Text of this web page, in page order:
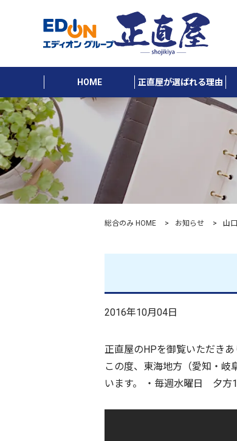
HOME 正直屋が選ばれる理由
総合のみ HOME お知らせ 山
2016年10月04日
正直屋のHPを御覧いただきあ
この度、東海地方（愛知・岐
います。 ・毎週水曜日 夕方